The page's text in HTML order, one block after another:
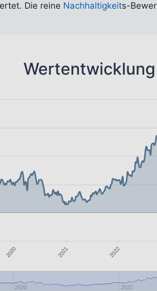
Die reine Nachhaltigkeits-
Wertentwicklung
2020 2021 2022
2020 2022